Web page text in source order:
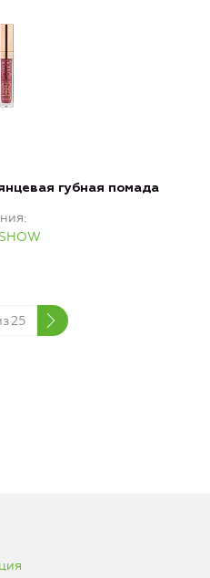
губная помада
25